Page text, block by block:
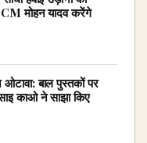
मोहन यादव करेंगे
बाल पुस्तकों पर
काओ ने साझा किए